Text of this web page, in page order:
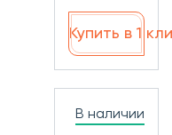
Купить в 1
В наличии